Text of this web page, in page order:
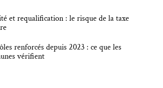
et requalification : le risque de la taxe
renforcés depuis 2023 : ce que les
vérifient